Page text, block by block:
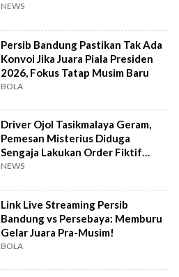
NEWS
Persib Bandung Pastikan Tak Ada
Konvoi Jika Juara Piala Presiden
2026, Fokus Tatap Musim Baru
BOLA
Driver Ojol Tasikmalaya Geram,
Pemesan Misterius Diduga
Sengaja Lakukan Order Fiktif
Berulang
NEWS
Link Live Streaming Persib
Bandung vs Persebaya: Memburu
Gelar Juara Pra-Musim!
BOLA